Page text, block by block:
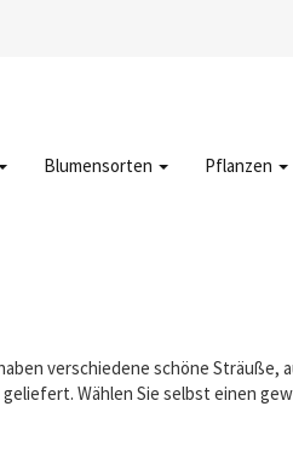
Blumensorten Pflanzen
verschiedene schöne Sträuße,
Wählen Sie selbst einen